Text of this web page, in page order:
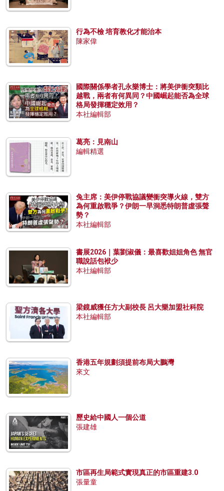
行為不檢 培育教化才能治本
陳家偉
國際關係學者孔永樂博士：將美伊衝突類比
越戰，兩者有何異同？中國崛起能否為全球
格局發揮穩定效用？
本社編輯部
葛亮：見南山
編輯精選
兔主席：美伊停戰協議變衝突導火線，雙方
為何重啟戰爭？伊朗一早洞悉特朗普虛張聲
勢？
本社編輯部
書展2026｜葉劉淑儀：最喜歡姐姐角色 無官
職說話包袱少
本社編輯部
梁鏡威獲任方大副校長 呂大樂加盟社科院
本社編輯部
香港五年規劃須提前布局大鵬灣
來文
歷史給中國人一個公道
張建雄
市區再生局範式實現真正的市區重建3.0
張量童